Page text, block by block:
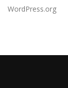
WordPress.org